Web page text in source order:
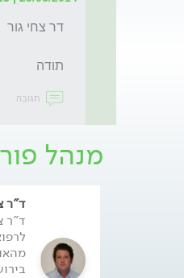
תודה
תגובה
מנהל
ד"ר
ד"ר